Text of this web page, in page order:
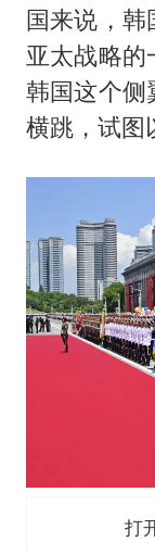
国来说，
亚太战略的
韩国这个侧
横跳，试图
打